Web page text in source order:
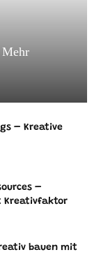
Mehr
– Kreative
–
Kreativfaktor
bauen mit